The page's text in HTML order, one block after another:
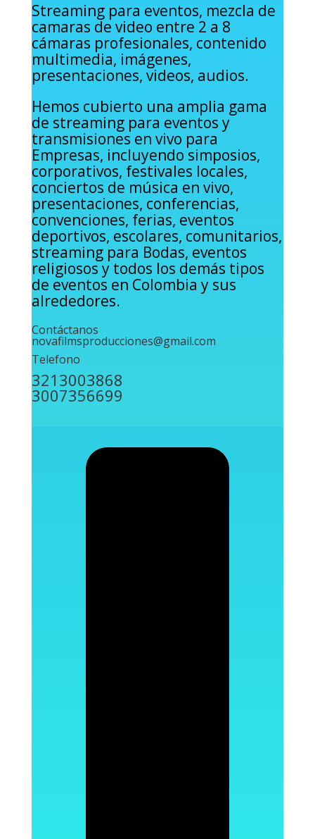
Streaming para eventos, mezcla de
camaras de video entre 2 a 8
cámaras profesionales, contenido
multimedia, imágenes,
presentaciones, videos, audios.
Hemos cubierto una amplia gama
de streaming para eventos y
transmisiones en vivo para
Empresas, incluyendo simposios,
corporativos, festivales locales,
conciertos de música en vivo,
presentaciones, conferencias,
convenciones, ferias, eventos
deportivos, escolares, comunitarios,
streaming para Bodas, eventos
religiosos y todos los demás tipos
de eventos en Colombia y sus
alrededores.
Contáctanos
novafilmsproducciones@gmail.com
Telefono
3213003868
3007356699